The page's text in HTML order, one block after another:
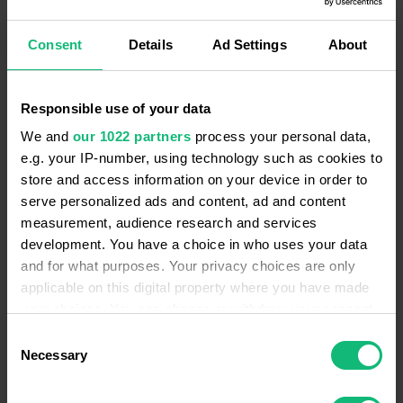
Consent Details Ad Settings About
Responsible use of your data
We and our 1022 partners process your personal data,
e.g. your IP-number, using technology such as cookies to
store and access information on your device in order to
serve personalized ads and content, ad and content
measurement, audience research and services
development. You have a choice in who uses your data
and for what purposes. Your privacy choices are only
applicable on this digital property where you have made
the Privacy trigger icon.
Selection
Necessary
кой на кого трябва да се обажда. И кой вече
Записвайки резултата от обаждането ръчно,
Ръководителя му е сложно да контролира
работата на мениджъра. За да чуе обаждане
на конкретна сделка или контакт, той трябва
да премине към друг продукт и да го търси
там.
Затова е най-добре да заредите базата с контакти
директно в CRM системата и да звъните с един
клик директно от нея.
обработването на контактите може да назначите